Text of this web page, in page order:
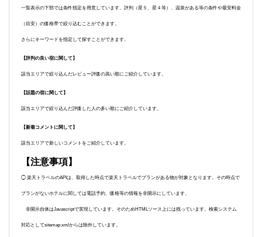
一覧表示の下部では条件指定を用意しています。評判（星５、星４等）、温泉がある等の条件や最安料金
（目安）の価格帯で絞り込むことができます。
さらにキーワードを指定して探すことができます。
【評判の良い宿に関して】
該当エリアで絞り込んだレビュー評価の高い順にご紹介しています。
【話題の宿に関して】
該当エリアで絞り込んだ評価した人の多い順にご紹介しています。
【新着コメントに関して】
該当エリアで新しいコメントをご紹介しています。
【注意事項】
◯ 楽天トラベルのAPIは、取得した時点で楽天トラベルでプランがある物が対象となります。その時点で
プランがないホテルに関しては電話予約、価格等の情報を非開示にしています。
非開示自体はJavascriptで実現しています。そのためHTMLソース上には残っています。検索システム
対応としてsitemap.xmlからは除外しています。